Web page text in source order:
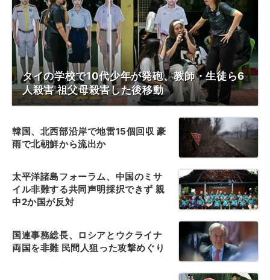
タイの学校で10代少年が発砲、教師・生徒ら6
人殺害 祖父母殺害した後移動
韓国、北西部沿岸で地雷15個回収 豪
雨で北朝鮮から流出か
太平洋諸島フォーラム、中国のミサ
イル非難する共同声明採択できず 親
中2か国が反対
国連事務総長、ロシアとウクライナ
両国を非難 民間人狙った攻撃めぐり